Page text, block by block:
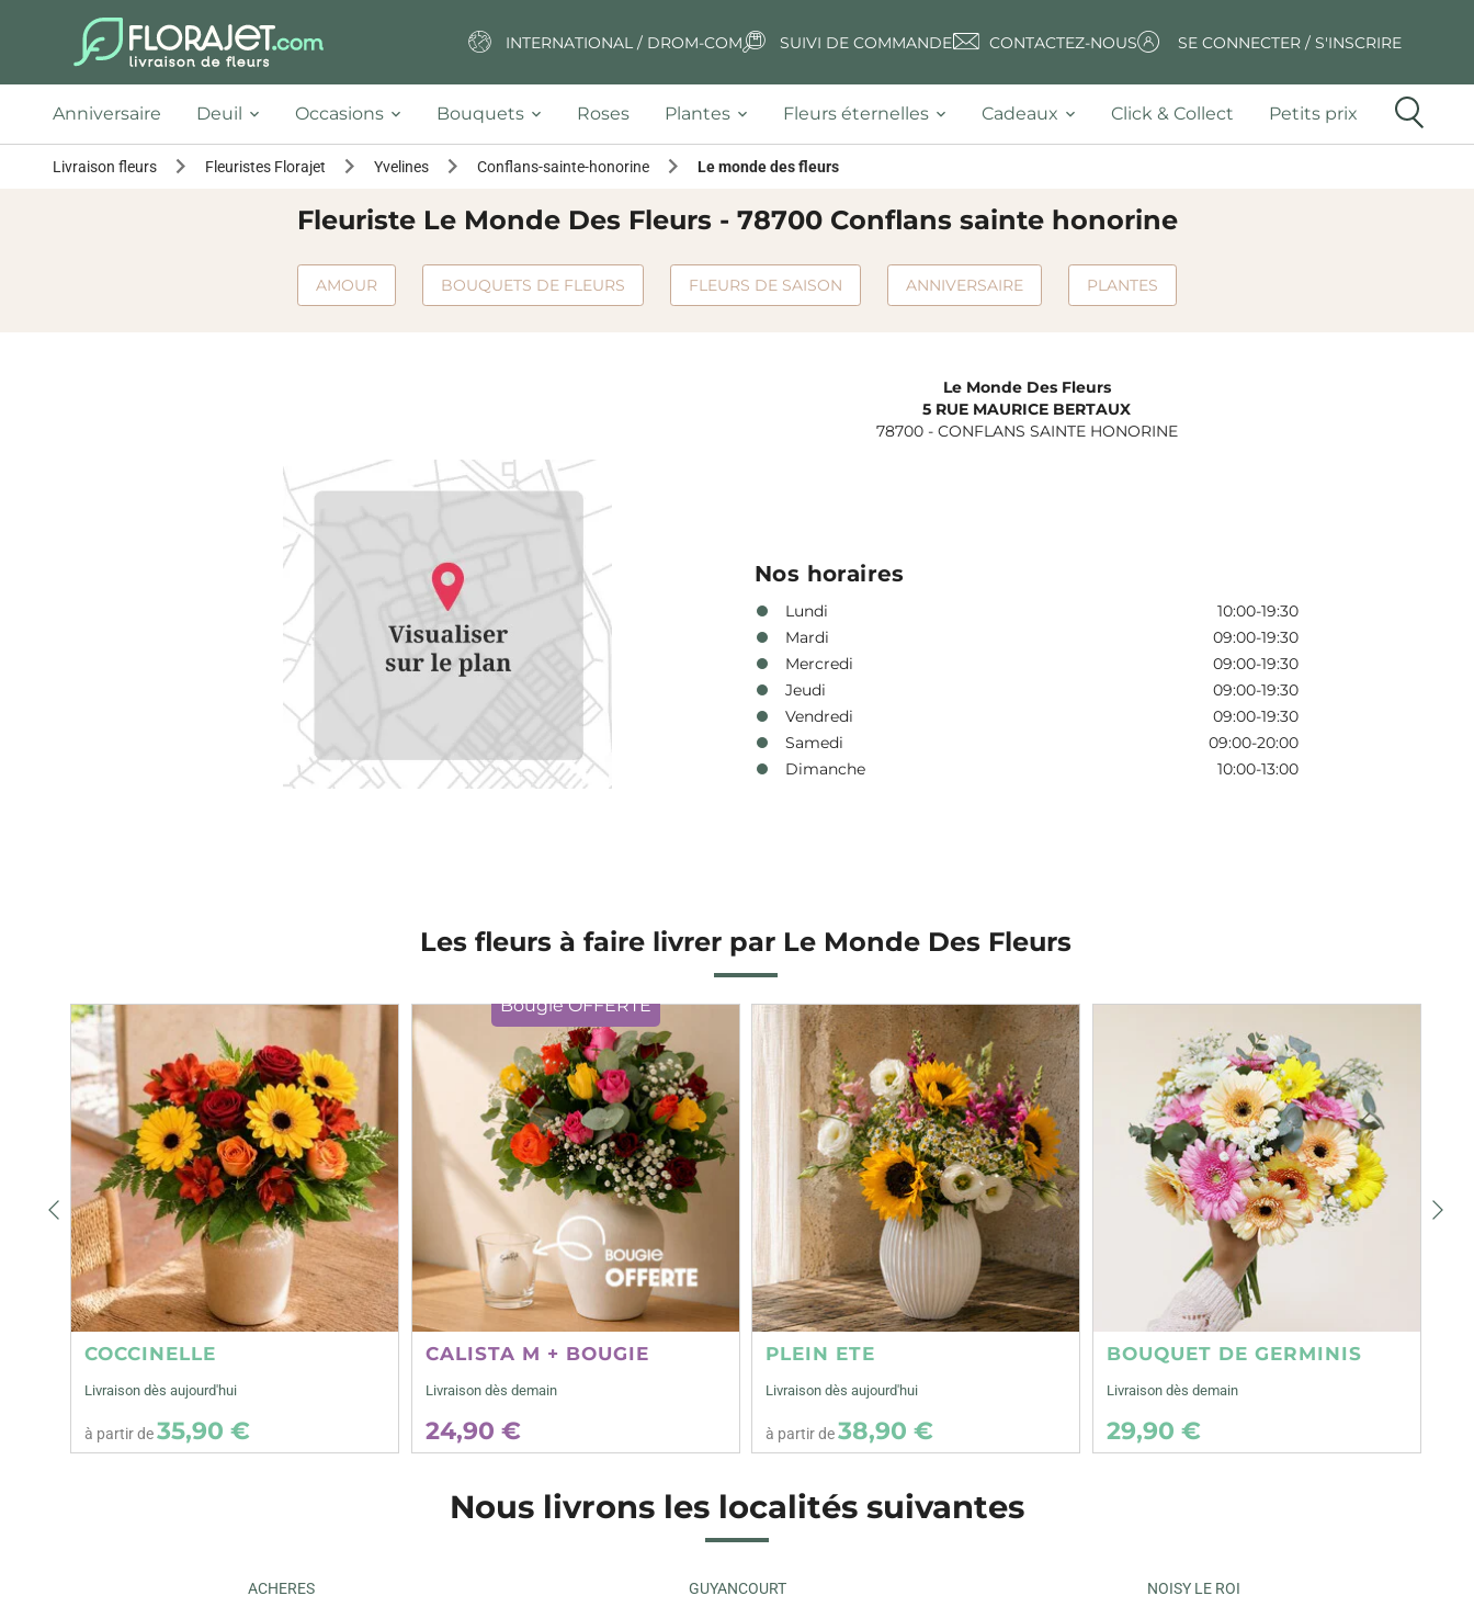
INTERNATIONAL / DROM-COM SUIVI DE COMMANDE CONTACTEZ-NOUS SE CONNECTER / S'INSCRIRE
Anniversaire Deuil Occasions Bouquets Roses Plantes Fleurs éternelles Cadeaux Click & Collect Petits prix
Livraison fleurs Fleuristes Florajet Yvelines Conflans-sainte-honorine Le monde des fleurs
Fleuriste Le Monde Des Fleurs - 78700 Conflans sainte honorine
AMOUR BOUQUETS DE FLEURS FLEURS DE SAISON ANNIVERSAIRE PLANTES
Le Monde Des Fleurs
5 RUE MAURICE BERTAUX
78700- CONFLANS SAINTE HONORINE
Nos horaires
Lundi
10:00-19:30
Mardi
09:00-19:30
Mercredi
09:00-19:30
Jeudi
09:00-19:30
Vendredi
09:00-19:30
Samedi
09:00-20:00
Dimanche
10:00-13:00
Les fleurs à faire livrer par Le Monde Des Fleurs
COCCINELLE
Livraison dès aujourd'hui
à partir de35,90 €
Bougie OFFERTE
CALISTA M + BOUGIE
Livraison dès demain
24,90 €
PLEIN ETE
Livraison dès aujourd'hui
à partir de38,90 €
BOUQUET DE GERMINIS
Livraison dès demain
29,90 €
Précédent
Nous livrons les localités suivantes
ACHERES
GUYANCOURT
NOISY LE ROI